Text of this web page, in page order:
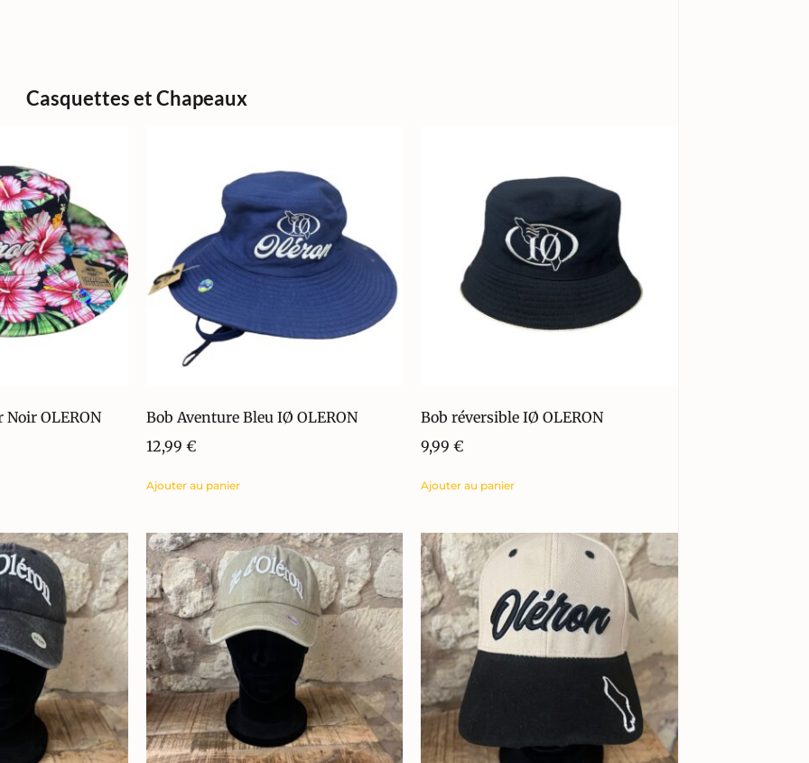
Casquettes et Chapeaux
Noir OLERON
Bob Aventure Bleu IØ OLERON
12,99 €
Ajouter au panier
Bob réversible IØ OLERON
9,99€
Ajouter au panier